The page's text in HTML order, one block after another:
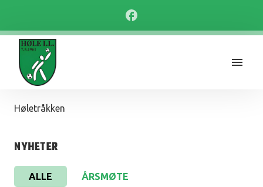
Høletråkken
NYHETER
ALLE ÅRSMØTE